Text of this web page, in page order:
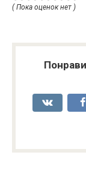
( Пока оценок нет )